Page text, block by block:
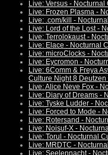
Live: Versus -
Live: Frozen Plasma -
Live: .com/kill -
Live: Lord of the Lost -
Live: Terrolokaust -
Live: Elace - Nocturnal
Live: microClocks -
Live: Eycromon -
Live: 6Comm & Freya
Culture Night 8 Deutzen
Live: Alice Neve Fox -
Live: Diary of Dreams -
Live: Tyske Ludder -
Live: Forced to Mode -
Live: Rotersand -
Live: Noisuf-X -
Live: Torul - Nocturnal
Live: MRDTC -